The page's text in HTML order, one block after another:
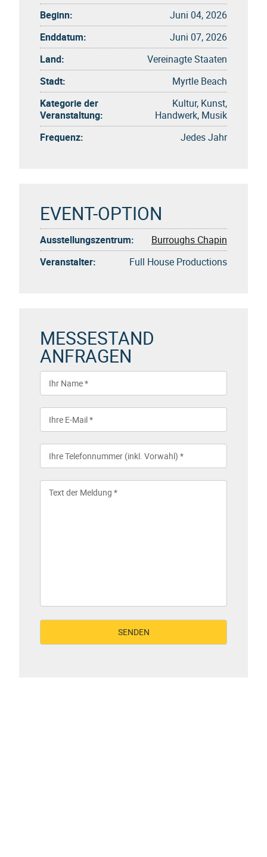
Beginn:
Juni 04, 2026
Enddatum:
Juni 07, 2026
Land:
Vereinagte Staaten
Stadt:
Myrtle Beach
Kategorie der
Veranstaltung:
Kultur, Kunst,
Handwerk, Musik
Frequenz:
Jedes Jahr
EVENT-OPTION
Ausstellungszentrum:
Burroughs Chapin
Veranstalter:
Full House Productions
MESSESTAND
ANFRAGEN